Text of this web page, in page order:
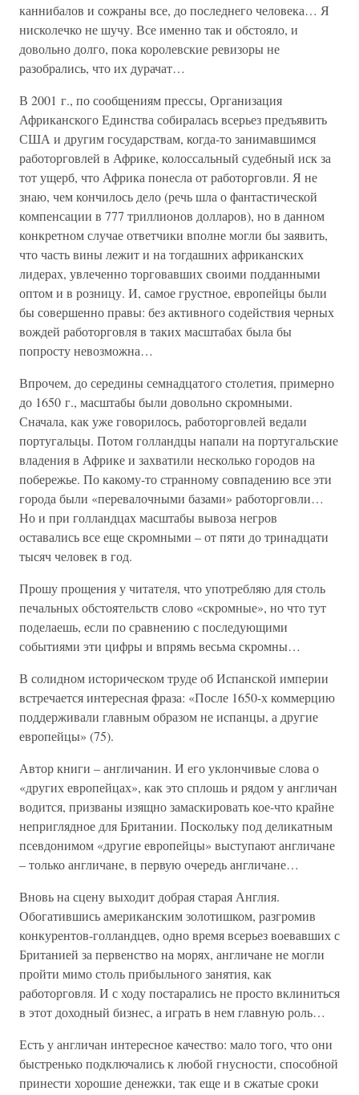
каннибалов и сожраны все, до последнего человека… Я
нисколечко не шучу. Все именно так и обстояло, и
довольно долго, пока королевские ревизоры не
разобрались, что их дурачат…
В 2001 г., по сообщениям прессы, Организация
Африканского Единства собиралась всерьез предъявить
США и другим государствам, когда-то занимавшимся
работорговлей в Африке, колоссальный судебный иск за
тот ущерб, что Африка понесла от работорговли. Я не
знаю, чем кончилось дело (речь шла о фантастической
компенсации в 777 триллионов долларов), но в данном
конкретном случае ответчики вполне могли бы заявить,
что часть вины лежит и на тогдашних африканских
лидерах, увлеченно торговавших своими подданными
оптом и в розницу. И, самое грустное, европейцы были
бы совершенно правы: без активного содействия черных
вождей работорговля в таких масштабах была бы
попросту невозможна…
Впрочем, до середины семнадцатого столетия, примерно
до 1650 г., масштабы были довольно скромными.
Сначала, как уже говорилось, работорговлей ведали
португальцы. Потом голландцы напали на португальские
владения в Африке и захватили несколько городов на
побережье. По какому-то странному совпадению все эти
города были «перевалочными базами» работорговли…
Но и при голландцах масштабы вывоза негров
оставались все еще скромными – от пяти до тринадцати
тысяч человек в год.
Прошу прощения у читателя, что употребляю для столь
печальных обстоятельств слово «скромные», но что тут
поделаешь, если по сравнению с последующими
событиями эти цифры и впрямь весьма скромны…
В солидном историческом труде об Испанской империи
встречается интересная фраза: «После 1650-х коммерцию
поддерживали главным образом не испанцы, а другие
европейцы» (75).
Автор книги – англичанин. И его уклончивые слова о
«других европейцах», как это сплошь и рядом у англичан
водится, призваны изящно замаскировать кое-что крайне
неприглядное для Британии. Поскольку под деликатным
псевдонимом «другие европейцы» выступают англичане
– только англичане, в первую очередь англичане…
Вновь на сцену выходит добрая старая Англия.
Обогатившись американским золотишком, разгромив
конкурентов-голландцев, одно время всерьез воевавших с
Британией за первенство на морях, англичане не могли
пройти мимо столь прибыльного занятия, как
работорговля. И с ходу постарались не просто вклиниться
в этот доходный бизнес, а играть в нем главную роль…
Есть у англичан интересное качество: мало того, что они
быстренько подключались к любой гнусности, способной
принести хорошие денежки, так еще и в сжатые сроки